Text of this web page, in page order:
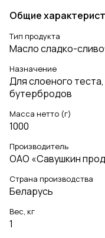
Общие
Тип продукта
Масло сладко-
Назначение
Для слоеного
бутербродов
Масса нетто (г)
1000
Производитель
ОАО «Савушкин
Страна производства
Беларусь
Вес, кг
1